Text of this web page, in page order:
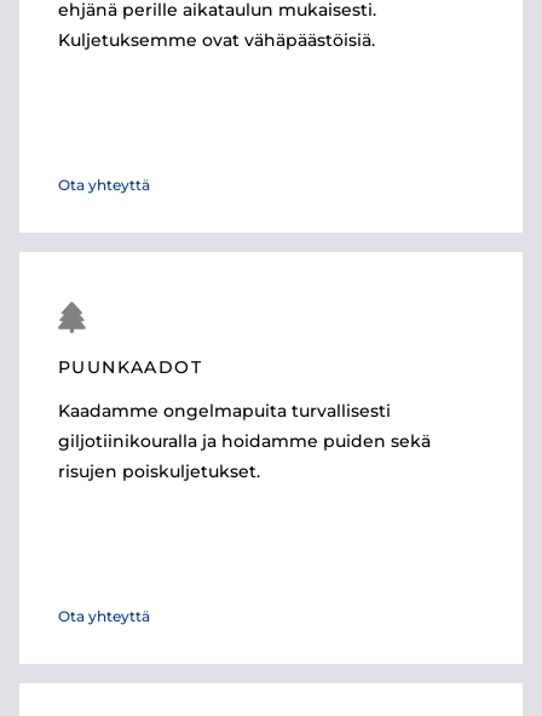
ehjänä perille aikataulun mukaisesti.
Kuljetuksemme ovat vähäpäästöisiä.
Ota yhteyttä

PUUNKAADOT
Kaadamme ongelmapuita turvallisesti
giljotiinikouralla ja hoidamme puiden sekä
risujen poiskuljetukset.
Ota yhteyttä